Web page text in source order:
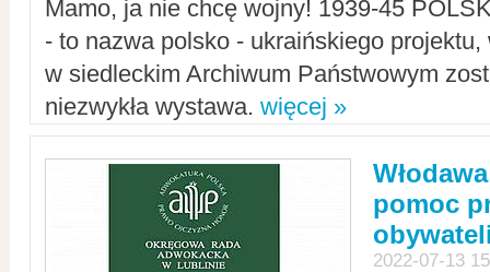
Mamo, ja nie chcę wojny! 1939-45
- to nazwa polsko - ukraińskiego
w siedleckim Archiwum Państwowym
niezwykła wystawa. więcej »
pomoc
2022-07-13